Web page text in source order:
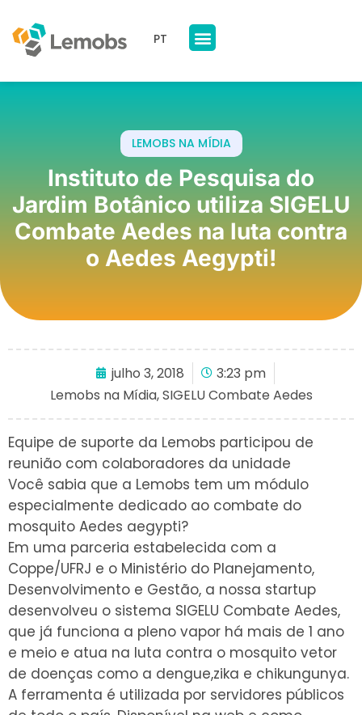
PT
LEMOBS NA MÍDIA
Instituto de Pesquisa do
Jardim Botânico utiliza SIGELU
Combate Aedes na luta contra
o Aedes Aegypti!
julho 3, 2018
3:23 pm
Lemobs na Mídia,SIGELU Combate Aedes
Equipe de suporte da Lemobs participou de
reunião com colaboradores da unidade
Você sabia que a Lemobs tem um módulo
especialmente dedicado ao combate do
mosquito Aedes aegypti?
Em uma parceria estabelecida com a
Coppe/UFRJ e o Ministério do Planejamento,
Desenvolvimento e Gestão, a nossa startup
desenvolveu o sistema SIGELU Combate Aedes,
que já funciona a pleno vapor há mais de 1 ano
e meio e atua na luta contra o mosquito vetor
de doenças como a dengue,zika e chikungunya.
A ferramenta é utilizada por servidores públicos